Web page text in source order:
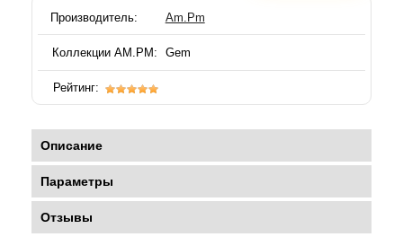
Производитель: Am.Pm
Коллекции АМ.РМ: Gem
Рейтинг:
Описание
Параметры
Отзывы